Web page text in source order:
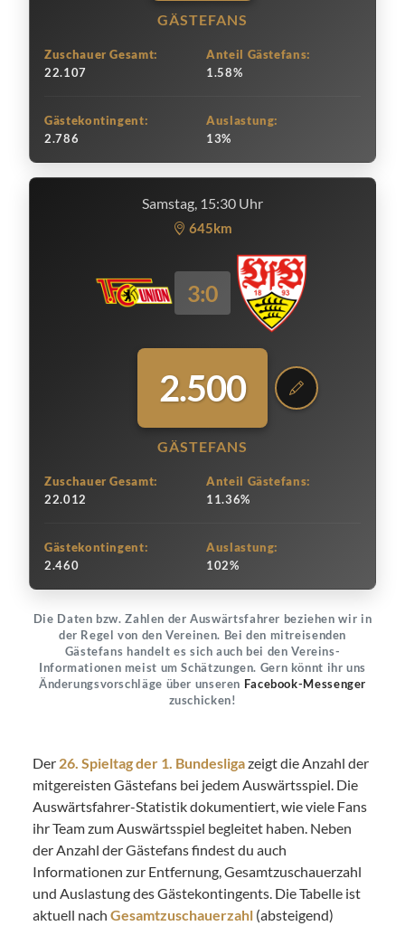
GÄSTEFANS
Zuschauer Gesamt:
22.107
Anteil Gästefans:
1.58%
Gästekontingent:
2.786
Auslastung:
13%
Samstag, 15:30 Uhr
645km
3:0
2.500
GÄSTEFANS
Zuschauer Gesamt:
22.012
Anteil Gästefans:
11.36%
Gästekontingent:
2.460
Auslastung:
102%
Die Daten bzw. Zahlen der Auswärtsfahrer beziehen wir in
der Regel von den Vereinen. Bei den mitreisenden
Gästefans handelt es sich auch bei den Vereins-
Informationen meist um Schätzungen. Gern könnt ihr uns
Änderungsvorschläge über unseren Facebook-Messenger
zuschicken!
Der 26. Spieltag der 1. Bundesligazeigt die Anzahl der
mitgereisten Gästefans bei jedem Auswärtsspiel. Die
Auswärtsfahrer-Statistik dokumentiert, wie viele Fans
ihr Team zum Auswärtsspiel begleitet haben. Neben
der Anzahl der Gästefans findest du auch
Informationen zur Entfernung, Gesamtzuschauerzahl
und Auslastung des Gästekontingents. Die Tabelle ist
aktuell nach Gesamtzuschauerzahl (absteigend)